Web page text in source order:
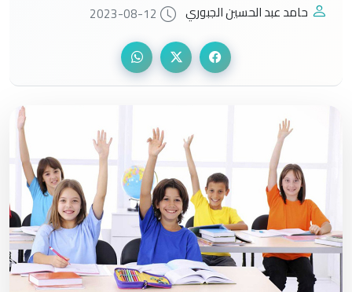
حامد عبد الحسين الجبوري 2023-08-12